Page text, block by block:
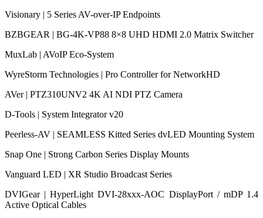
Visionary | 5 Series AV-over-IP Endpoints
BZBGEAR | BG-4K-VP88 8×8 UHD HDMI 2.0 Matrix Switcher
MuxLab | AVoIP Eco-System
WyreStorm Technologies | Pro Controller for NetworkHD
AVer | PTZ310UNV2 4K AI NDI PTZ Camera
D-Tools | System Integrator v20
Peerless-AV | SEAMLESS Kitted Series dvLED Mounting System
Snap One | Strong Carbon Series Display Mounts
Vanguard LED | XR Studio Broadcast Series
DVIGear | HyperLight DVI-28xxx-AOC DisplayPort / mDP 1.4
Active Optical Cables